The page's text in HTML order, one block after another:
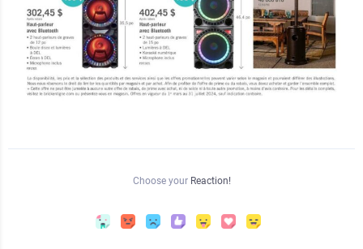
Choose your Reaction!